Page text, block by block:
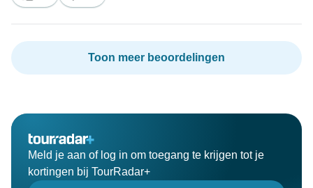
Toon meer beoordelingen
Meld je aan of log in om toegang te krijgen tot je
kortingen bij TourRadar+